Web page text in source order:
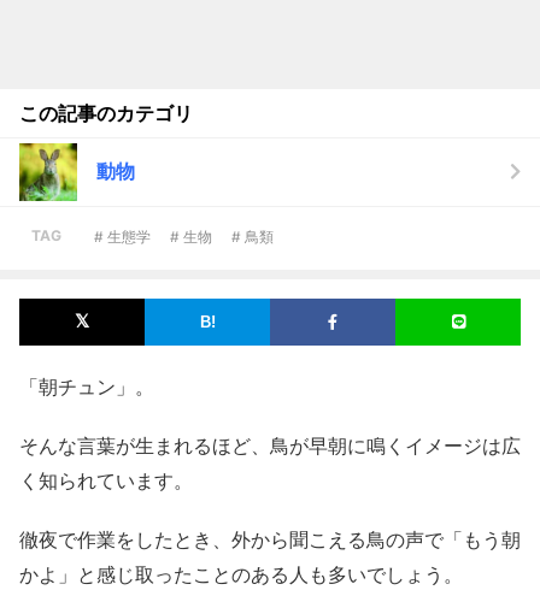
この記事のカテゴリ
動物
TAG # 生態学 # 生物 # 鳥類
「朝チュン」。
そんな言葉が生まれるほど、鳥が早朝に鳴くイメージは広
く知られています。
徹夜で作業をしたとき、外から聞こえる鳥の声で「もう朝
かよ」と感じ取ったことのある人も多いでしょう。